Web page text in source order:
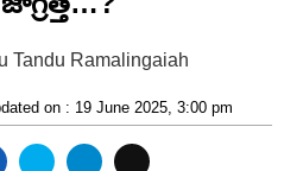
Tandu Ramalingaiah
on : 19 June 2025, 3:00 pm